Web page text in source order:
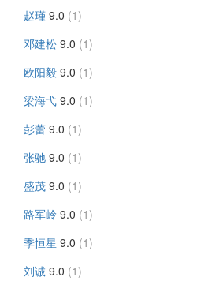
赵瑾 9.0 (1)
邓建松 9.0 (1)
欧阳毅 9.0 (1)
梁海弋 9.0 (1)
彭蕾 9.0 (1)
张驰 9.0 (1)
盛茂 9.0 (1)
路军岭 9.0 (1)
季恒星 9.0 (1)
刘诚 9.0 (1)